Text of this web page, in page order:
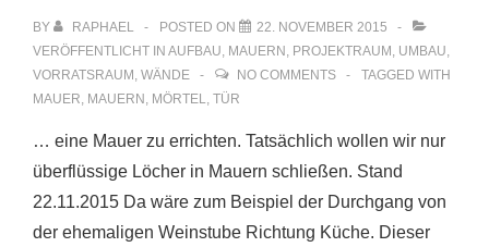
BY RAPHAEL POSTED ON
22. NOVEMBER 2015
VERÖFFENTLICHT IN AUFBAU, MAUERN , PROJEKTRAUM , UMBAU,
VORRATSRAUM , WÄNDE NO COMMENTS
TAGGED WITH
MAUER, MAUERN , MÖRTEL, TÜR
… eine Mauer zu errichten. Tatsächlich wollen wir nur
überflüssige Löcher in Mauern schließen. Stand
22.11.2015 Da wäre zum Beispiel der Durchgang von
der ehemaligen Weinstube Richtung Küche. Dieser